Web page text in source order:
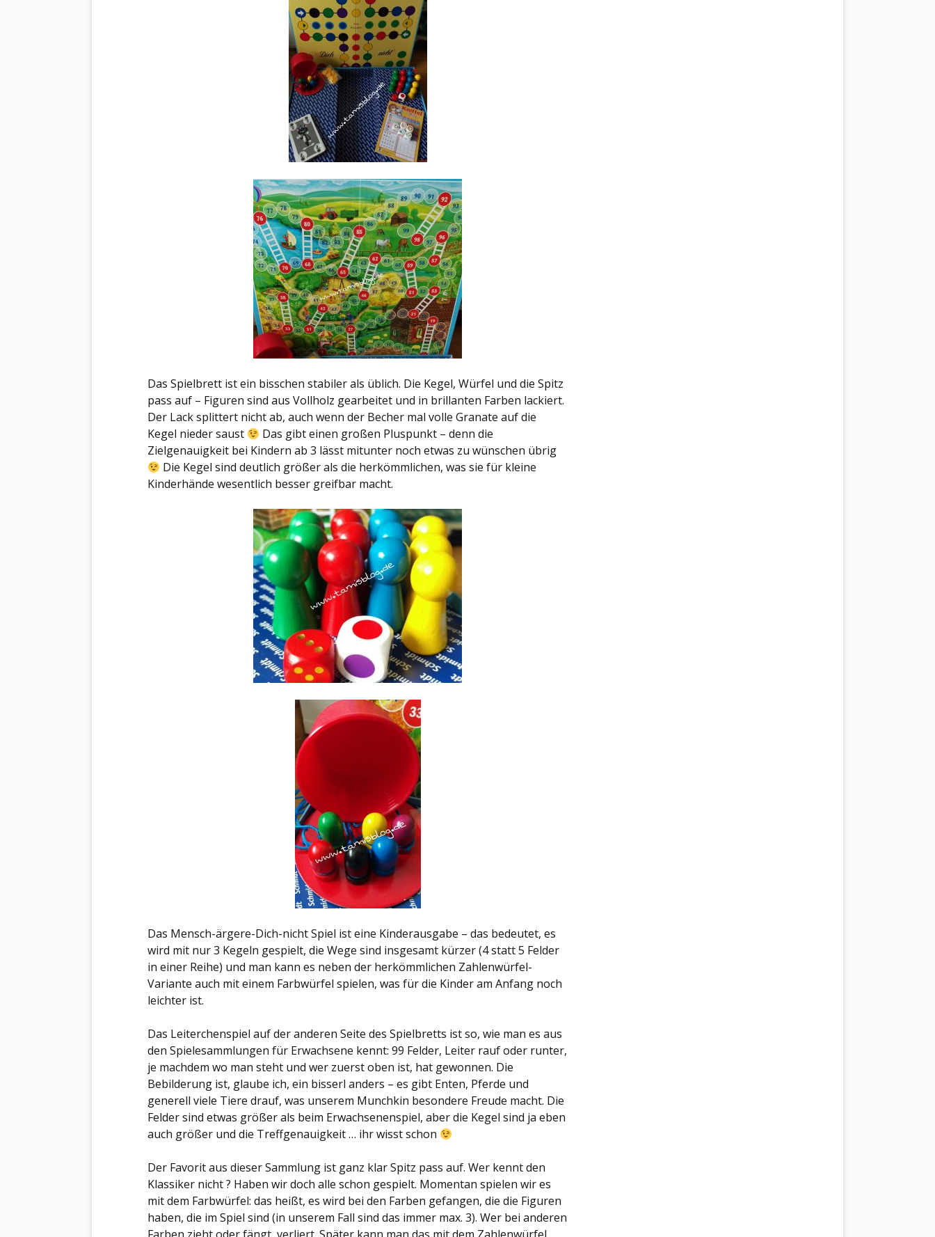
Das Spielbrett ist ein bisschen stabiler als üblich. Die Kegel, Würfel und die Spitz
pass auf – Figuren sind aus Vollholz gearbeitet und in brillanten Farben lackiert.
Der Lack splittert nicht ab, auch wenn der Becher mal volle Granate auf die
Kegel nieder saust
Das gibt einen großen Pluspunkt – denn die
Zielgenauigkeit bei Kindern ab 3 lässt mitunter noch etwas zu wünschen übrig
Die Kegel sind deutlich größer als die herkömmlichen, was sie für kleine
Kinderhände wesentlich besser greifbar macht.
Das Mensch-ärgere-Dich-nicht Spiel ist eine Kinderausgabe – das bedeutet, es
wird mit nur 3 Kegeln gespielt, die Wege sind insgesamt kürzer (4 statt 5 Felder
in einer Reihe) und man kann es neben der herkömmlichen Zahlenwürfel-
Variante auch mit einem Farbwürfel spielen, was für die Kinder am Anfang noch
leichter ist.
Das Leiterchenspiel auf der anderen Seite des Spielbretts ist so, wie man es aus
den Spielesammlungen für Erwachsene kennt: 99 Felder, Leiter rauf oder runter,
je machdem wo man steht und wer zuerst oben ist, hat gewonnen. Die
Bebilderung ist, glaube ich, ein bisserl anders – es gibt Enten, Pferde und
generell viele Tiere drauf, was unserem Munchkin besondere Freude macht. Die
Felder sind etwas größer als beim Erwachsenenspiel, aber die Kegel sind ja eben
auch größer und die Treffgenauigkeit … ihr wisst schon
Der Favorit aus dieser Sammlung ist ganz klar Spitz pass auf. Wer kennt den
Klassiker nicht ? Haben wir doch alle schon gespielt. Momentan spielen wir es
mit dem Farbwürfel: das heißt, es wird bei den Farben gefangen, die die Figuren
haben, die im Spiel sind (in unserem Fall sind das immer max. 3). Wer bei anderen